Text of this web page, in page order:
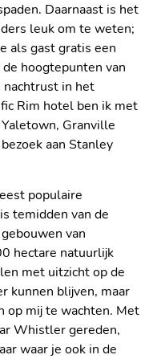
Daarnaast is het
leuk om te weten;
als gast gratis een
hoogtepunten van
nachtrust in het
Rim hotel ben ik met
Granville
aan Stanley
populaire
temidden van de
van
hectare natuurlijk
met uitzicht op de
kunnen blijven, maar
op mij te wachten. Met
Whistler gereden,
waar je ook in de